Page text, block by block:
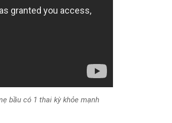
bầu có 1 thai kỳ khỏe mạnh